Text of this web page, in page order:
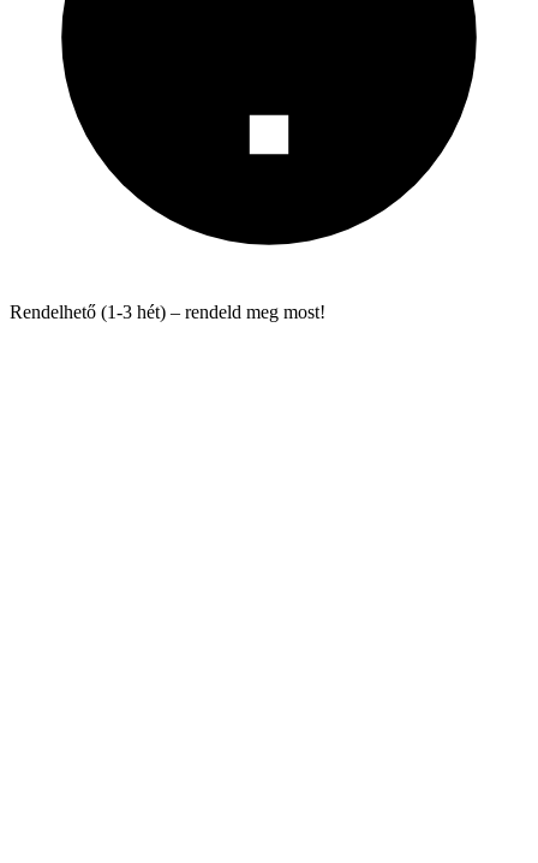
Rendelhető (1-3 hét) – rendeld meg most!